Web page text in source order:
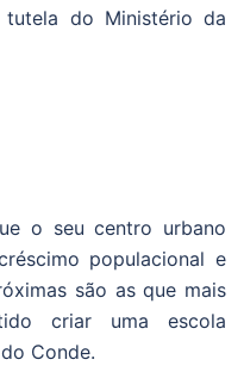
do Ministério da
o seu centro urbano
populacional e
são as que mais
criar uma escola
Conde.